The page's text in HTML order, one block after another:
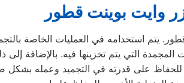
وايت بوينت قطور
يتم استخدامه في العمليات الخاصة
التي يتم تخزينها فيه. بالإضافة
على قدرته في التجميد وعمله